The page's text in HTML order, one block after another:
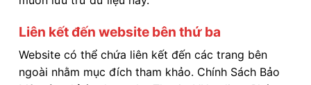
Liên kết đến website bên thứ ba
Website có thể chứa liên kết đến các trang bên
ngoài nhằm mục đích tham khảo. Chính Sách Bảo